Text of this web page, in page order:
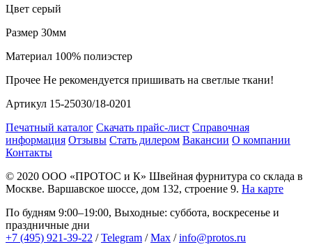
Цвет серый
Размер 30мм
Материал 100% полиэстер
Прочее Не рекомендуется пришивать на светлые ткани!
Артикул 15-25030/18-0201
Печатный каталог Скачать прайс-лист Справочная
информация Отзывы Стать дилером Вакансии О компании
Контакты
© 2020 ООО «ПРОТОС и К» Швейная фурнитура со склада в
Москве. Варшавское шоссе, дом 132, строение 9. На карте
По будням 9:00–19:00, Выходные: суббота, воскресенье и
праздничные дни
+7 (495) 921-39-22 /Telegram /Max /info@protos.ru